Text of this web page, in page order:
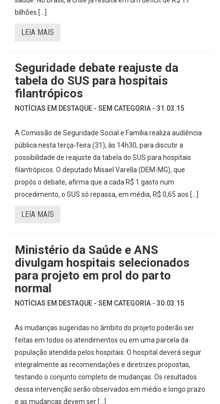
bilhões […]
LEIA MAIS
Seguridade debate reajuste da
tabela do SUS para hospitais
filantrópicos
NOTÍCIAS EM DESTAQUE - SEM CATEGORIA - 31.03.15
A Comissão de Seguridade Social e Família realiza audiência
pública nesta terça-feira (31), às 14h30, para discutir a
possibilidade de reajuste da tabela do SUS para hospitais
filantrópicos. O deputado Misael Varella (DEM-MG), que
propôs o debate, afirma que a cada R$ 1 gasto num
procedimento, o SUS só repassa, em média, R$ 0,65 aos […]
LEIA MAIS
Ministério da Saúde e ANS
divulgam hospitais selecionados
para projeto em prol do parto
normal
NOTÍCIAS EM DESTAQUE - SEM CATEGORIA - 30.03.15
As mudanças sugeridas no âmbito do projeto poderão ser
feitas em todos os atendimentos ou em uma parcela da
população atendida pelos hospitais. O hospital deverá seguir
integralmente as recomendações e diretrizes propostas,
testando o conjunto completo de mudanças. Os resultados
dessa intervenção serão observados em médio e longo prazo
e as mudanças devem ser […]